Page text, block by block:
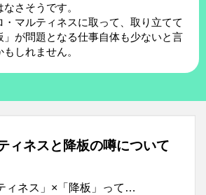
さそうです。
・マルティネスに取って、取り立てて
」が問題となる仕事自体も少ないと言
もしれません。
ィネスと降板の噂について
ィネス」×「降板」って…